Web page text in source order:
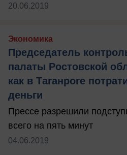
20.06.2019
Экономика
Председатель
палаты Ростовской
как в Таганроге
деньги
Прессе разрешили
всего на пять минут
04.06.2019